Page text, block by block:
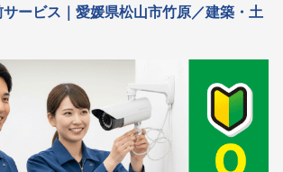
ービス｜愛媛県松山市竹原／建築・土